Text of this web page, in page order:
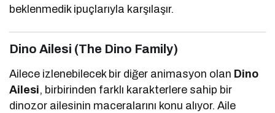
beklenmedik ipuçlarıyla karşılaşır.
Dino Ailesi (The Dino Family)
Ailece izlenebilecek bir diğer animasyon olan Dino
Ailesi, birbirinden farklı karakterlere sahip bir
dinozor ailesinin maceralarını konu alıyor. Aile